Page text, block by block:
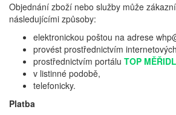
Objednání zboží nebo služby může
následujícími způsoby:
elektronickou poštou na adrese
provést prostřednictvím
prostřednictvím portálu TOP
v listinné podobě,
telefonicky.
Platba